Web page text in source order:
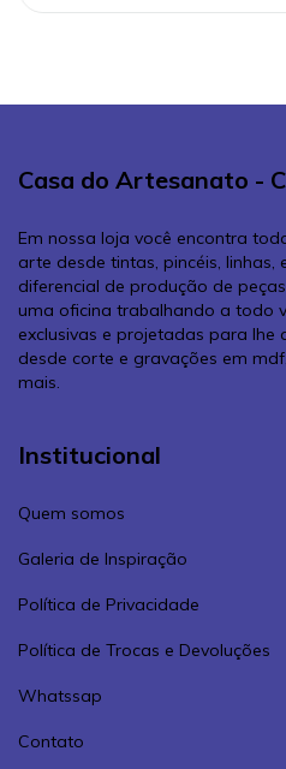
Casa do Artesanato -
Em nossa loja você encontra
arte desde tintas, pincéis, linhas,
diferencial de produção de
uma oficina trabalhando a todo
exclusivas e projetadas para lhe
desde corte e gravações em
mais.
Institucional
Quem somos
Galeria de Inspiração
Política de Privacidade
Política de Trocas e Devoluções
Whatssap
Contato